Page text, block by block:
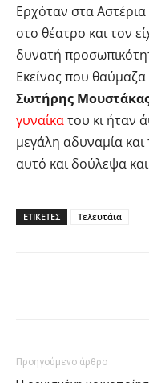
Ερχόταν στα Αστέρια
στο θέατρο και τον
δυνατή
Εκείνος που
Σωτήρης
γυναίκατου κι ήταν
μεγάλη αδυναμία και
αυτό και δούλεψα
ΕΤΙΚΕΤΕΣ Τελευτάια
Προηγούμενο άρθρο